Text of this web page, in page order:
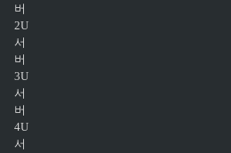
버
2U
서
버
3U
서
버
4U
서